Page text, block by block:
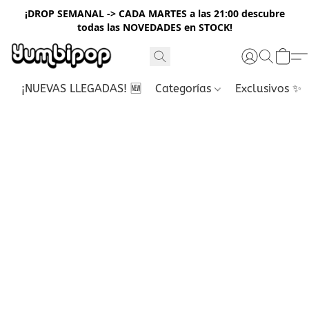
¡DROP SEMANAL -> CADA MARTES a las 21:00 descubre
todas las NOVEDADES en STOCK!
¡NUEVAS LLEGADAS! 🆕 Categorías Exclusivos ✨